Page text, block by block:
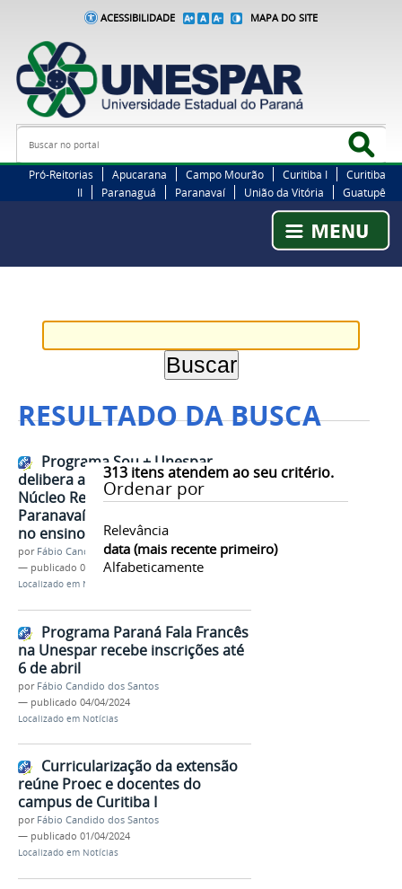
ACESSIBILIDADE MAPA DO SITE
Busca
Pró-Reitorias Apucarana Campo Mourão Curitiba I
Curitiba
II
Paranaguá Paranavaí União da Vitória Guatupê
RESULTADO DA BUSCA
313itens atendem ao seu critério.
Ordenar por
Relevância
data (mais recente primeiro)
Alfabeticamente
Programa Sou + Unespar
delibera ações conjuntas com
Núcleo Regional de Educação de
Paranavaí para estimular ingresso
no ensino superior
por Fábio Candido dos Santos
— publicado 05/04/2024
Localizado em Notícias
Programa Paraná Fala Francês
na Unespar recebe inscrições até
6 de abril
por Fábio Candido dos Santos
— publicado 04/04/2024
Localizado em Notícias
Curricularização da extensão
reúne Proec e docentes do
campus de Curitiba I
por Fábio Candido dos Santos
— publicado 01/04/2024
Localizado em Notícias